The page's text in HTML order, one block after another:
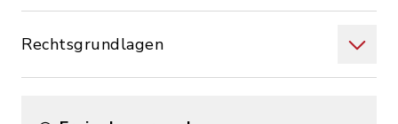
Rechtsgrundlagen